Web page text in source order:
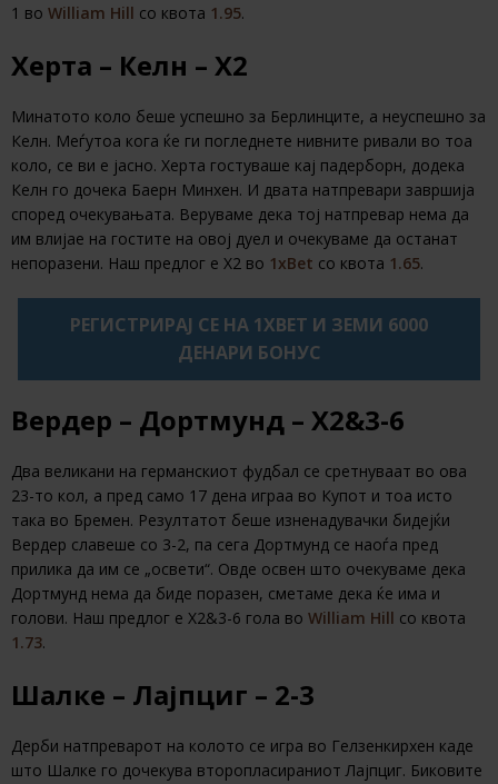
1 во William Hill со квота 1.95.
Херта – Келн – Х2
Минатото коло беше успешно за Берлинците, а неуспешно за
Келн. Меѓутоа кога ќе ги погледнете нивните ривали во тоа
коло, се ви е јасно. Херта гостуваше кај падерборн, додека
Келн го дочека Баерн Минхен. И двата натпревари завршија
според очекувањата. Веруваме дека тој натпревар нема да
им влијае на гостите на овој дуел и очекуваме да останат
непоразени. Наш предлог е Х2 во 1xBet со квота 1.65.
РЕГИСТРИРАЈ СЕ НА 1XBET И ЗЕМИ 6000
ДЕНАРИ БОНУС
Вердер – Дортмунд – Х2&3-6
Два великани на германскиот фудбал се сретнуваат во ова
23-то кол, а пред само 17 дена играа во Купот и тоа исто
така во Бремен. Резултатот беше изненадувачки бидејќи
Вердер славеше со 3-2, па сега Дортмунд се наоѓа пред
прилика да им се „освети“. Овде освен што очекуваме дека
Дортмунд нема да биде поразен, сметаме дека ќе има и
голови. Наш предлог е X2&3-6 гола во William Hill со квота
1.73.
Шалке – Лајпциг – 2-3
Дерби натпреварот на колото се игра во Гелзенкирхен каде
што Шалке го дочекува второпласираниот Лајпциг. Биковите